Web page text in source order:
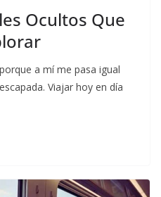
Ocultos Que
a mí me pasa igual
Viajar hoy en día